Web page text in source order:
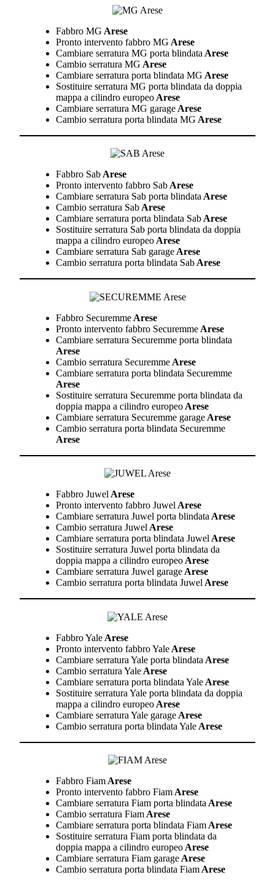
Fabbro MG Arese
Pronto intervento fabbro MG Arese
Cambiare serratura MG porta blindata Arese
Cambio serratura MG Arese
Cambiare serratura porta blindata MG Arese
Sostituire serratura MG porta blindata da doppia
mappa a cilindro europeo Arese
Cambiare serratura MG garage Arese
Cambio serratura porta blindata MG Arese
Fabbro Sab Arese
Pronto intervento fabbro Sab Arese
Cambiare serratura Sab porta blindata Arese
Cambio serratura Sab Arese
Cambiare serratura porta blindata Sab Arese
Sostituire serratura Sab porta blindata da doppia
mappa a cilindro europeo Arese
Cambiare serratura Sab garage Arese
Cambio serratura porta blindata Sab Arese
Fabbro Securemme Arese
Pronto intervento fabbro Securemme Arese
Cambiare serratura Securemme porta blindata
Arese
Cambio serratura Securemme Arese
Cambiare serratura porta blindata Securemme
Arese
Sostituire serratura Securemme porta blindata da
doppia mappa a cilindro europeo Arese
Cambiare serratura Securemme garage Arese
Cambio serratura porta blindata Securemme
Arese
Fabbro Juwel Arese
Pronto intervento fabbro Juwel Arese
Cambiare serratura Juwel porta blindata Arese
Cambio serratura Juwel Arese
Cambiare serratura porta blindata Juwel Arese
Sostituire serratura Juwel porta blindata da
doppia mappa a cilindro europeo Arese
Cambiare serratura Juwel garage Arese
Cambio serratura porta blindata Juwel Arese
Fabbro Yale Arese
Pronto intervento fabbro Yale Arese
Cambiare serratura Yale porta blindata Arese
Cambio serratura Yale Arese
Cambiare serratura porta blindata Yale Arese
Sostituire serratura Yale porta blindata da doppia
mappa a cilindro europeo Arese
Cambiare serratura Yale garage Arese
Cambio serratura porta blindata Yale Arese
Fabbro Fiam Arese
Pronto intervento fabbro Fiam Arese
Cambiare serratura Fiam porta blindata Arese
Cambio serratura Fiam Arese
Cambiare serratura porta blindata Fiam Arese
Sostituire serratura Fiam porta blindata da
doppia mappa a cilindro europeo Arese
Cambiare serratura Fiam garage Arese
Cambio serratura porta blindata Fiam Arese